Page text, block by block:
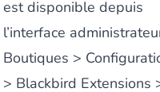
est disponible depuis
l’interface
Boutiques >
> Blackbird Extensions